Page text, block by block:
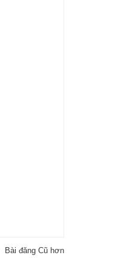
Bài đăng Cũ hơn